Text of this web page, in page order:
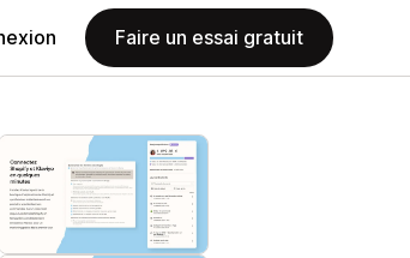
Faire un essai gratuit